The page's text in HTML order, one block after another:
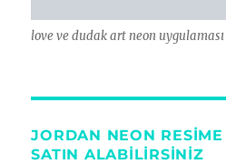
love ve dudak art neon uygulaması
JORDAN NEON
SATIN ALABİLİRSİNİZ